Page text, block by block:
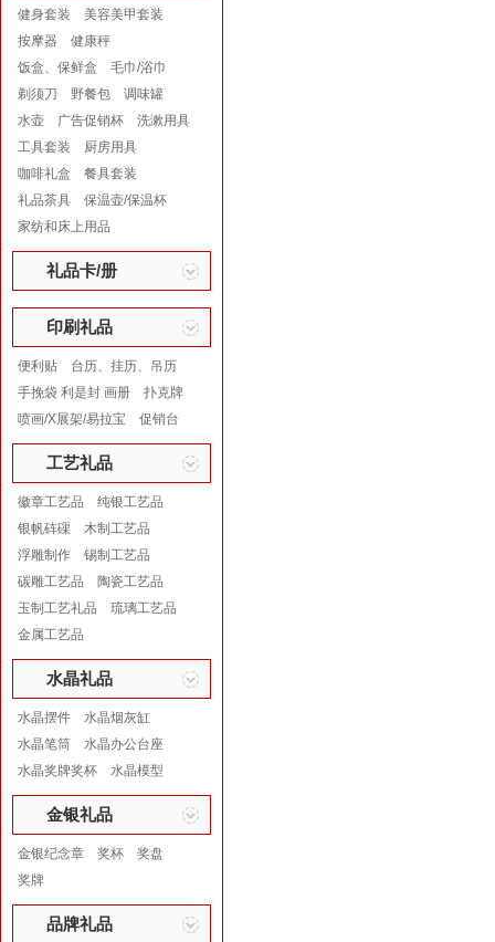
健身套装
美容美甲套装
按摩器
健康秤
饭盒、保鲜盒
毛巾/浴巾
剃须刀
野餐包
调味罐
水壶
广告促销杯
洗漱用具
工具套装
厨房用具
咖啡礼盒
餐具套装
礼品茶具
保温壶/保温杯
家纺和床上用品
礼品卡/册
印刷礼品
便利贴
台历、挂历、吊历
手挽袋 利是封 画册
扑克牌
喷画/X展架/易拉宝
促销台
工艺礼品
徽章工艺品
纯银工艺品
银帆砗磲
木制工艺品
浮雕制作
锡制工艺品
碳雕工艺品
陶瓷工艺品
玉制工艺礼品
琉璃工艺品
金属工艺品
水晶礼品
水晶摆件
水晶烟灰缸
水晶笔筒
水晶办公台座
水晶奖牌奖杯
水晶模型
金银礼品
金银纪念章 奖杯
奖盘
奖牌
品牌礼品